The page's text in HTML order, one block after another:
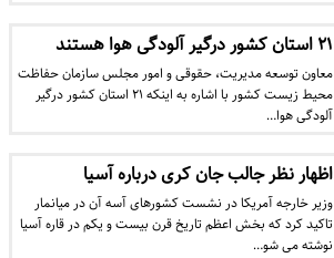
۲۱ استان کشور درگیر آلودگی هوا هستند
معاون توسعه مدیریت، حقوقی و امور مجلس سازمان حفاظت
محیط زیست کشور با اشاره به اینکه ۲۱ استان کشور درگیر
آلودگی هوا…
اظهار نظر جالب جان کری درباره آسیا
وزیر خارجه آمریکا در نشست کشورهای آسه آن در میانمار
تاکید کرد که بخش اعظم تاریخ قرن بیست و یکم در قاره آسیا
نوشته می شو…